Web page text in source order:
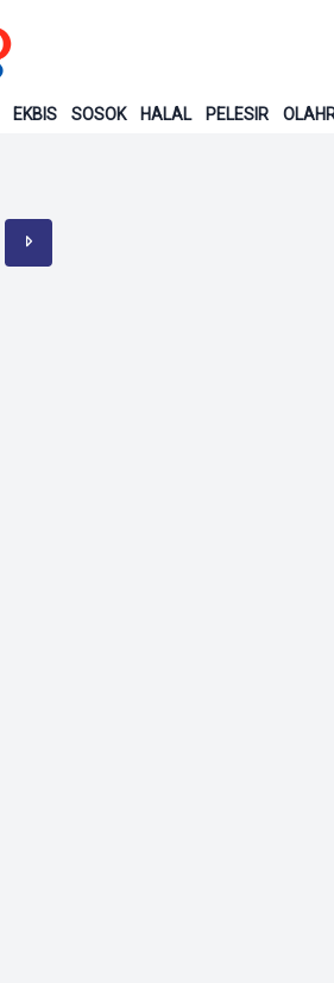
EKBIS SOSOK HALAL PELESIR